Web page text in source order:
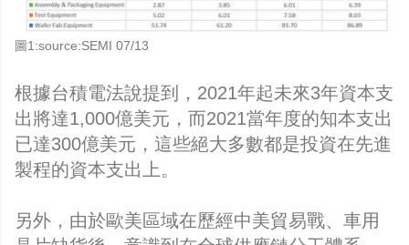
圖1:source:SEMI 07/13
根據台積電法說提到，2021年起未來3年資本支
出將達1,000億美元，而2021當年度的知本支出
已達300億美元，這些絕大多數都是投資在先進
製程的資本支出上。
另外，由於歐美區域在歷經中美貿易戰、車用